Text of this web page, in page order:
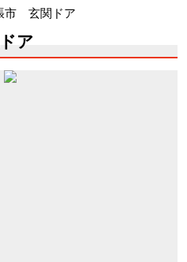
市 玄関ドア
ア